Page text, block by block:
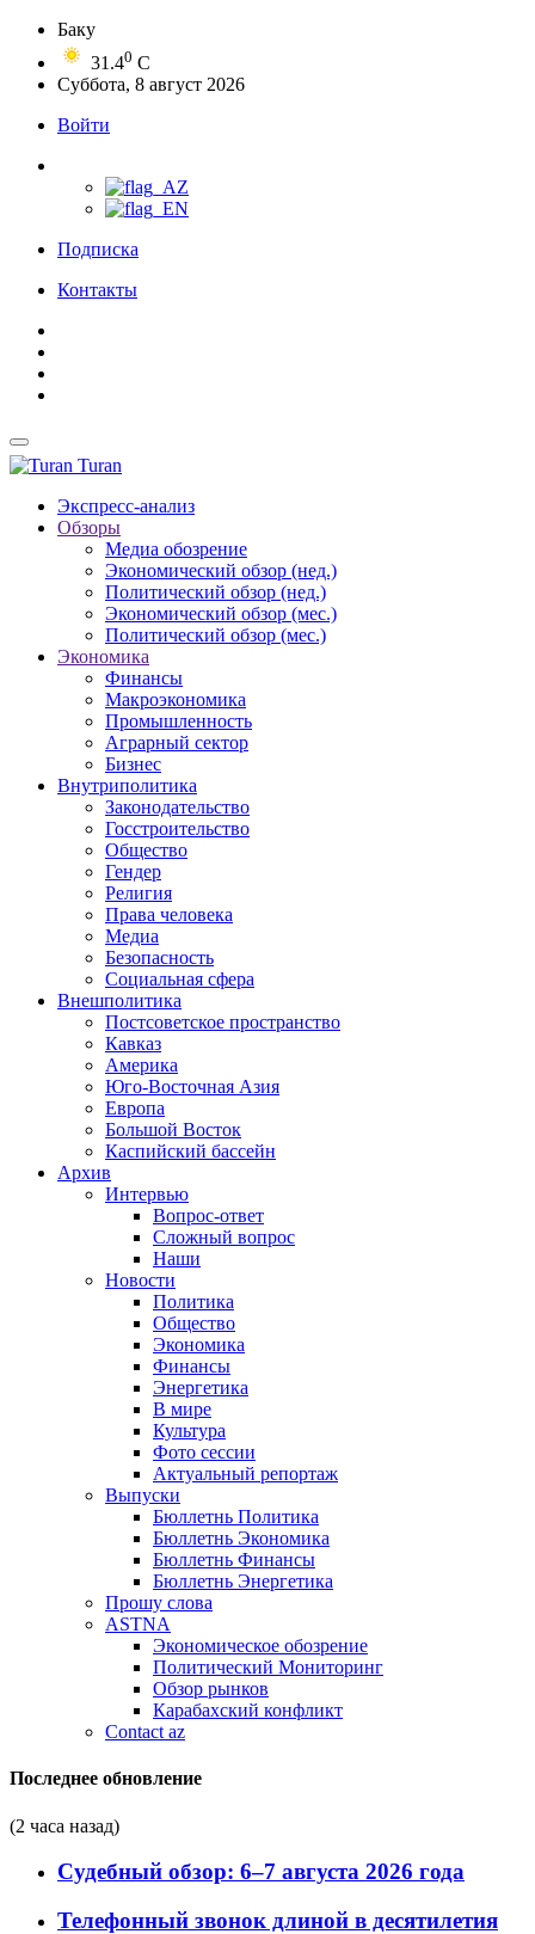
Баку
31.40 C
Суббота, 8 август 2026
Войти
Подписка
Контакты
Turan
Экспресс-анализ
Обзоры
Медиа обозрение
Экономический обзор (нед.)
Политический обзор (нед.)
Экономический обзор (мес.)
Политический обзор (мес.)
Экономика
Финансы
Макроэкономика
Промышленность
Аграрный сектор
Бизнес
Внутриполитика
Законодательство
Госстроительство
Общество
Гендер
Религия
Права человека
Медиа
Безопасность
Социальная сфера
Внешполитика
Постсоветское пространство
Кавказ
Америка
Юго-Восточная Азия
Европа
Большой Восток
Каспийский бассейн
Архив
Интервью
Вопрос-ответ
Сложный вопрос
Наши
Новости
Политика
Общество
Экономика
Финансы
Энергетика
В мире
Культура
Фото сессии
Актуальный репортаж
Выпуски
Бюллетнь Политика
Бюллетнь Экономика
Бюллетнь Финансы
Бюллетнь Энергетика
Прошу слова
ASTNA
Экономическое обозрение
Политический Мониторинг
Обзор рынков
Карабахский конфликт
Contact az
Последнее обновление
(2 часа назад)
Судебный обзор: 6–7 августа 2026 года
Телефонный звонок длиной в десятилетия